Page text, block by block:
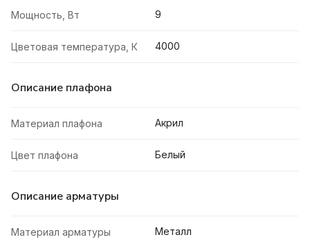
Мощность, Вт 9
Цветовая температура, К 4000
Описание плафона
Материал плафона Акрил
Цвет плафона Белый
Описание арматуры
Материал арматуры Металл